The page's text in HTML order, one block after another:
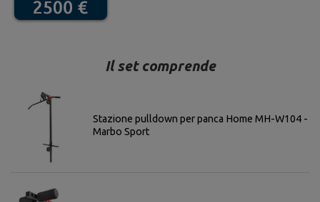
Il set comprende
Stazione pulldown per panca Home MH-W104 -
Marbo Sport